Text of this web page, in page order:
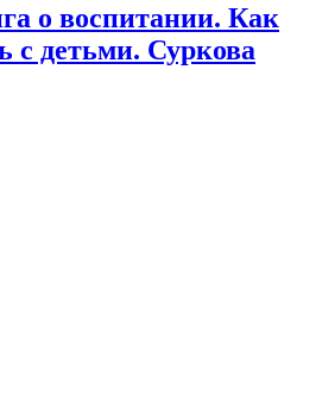
о воспитании. Как
с детьми. Суркова